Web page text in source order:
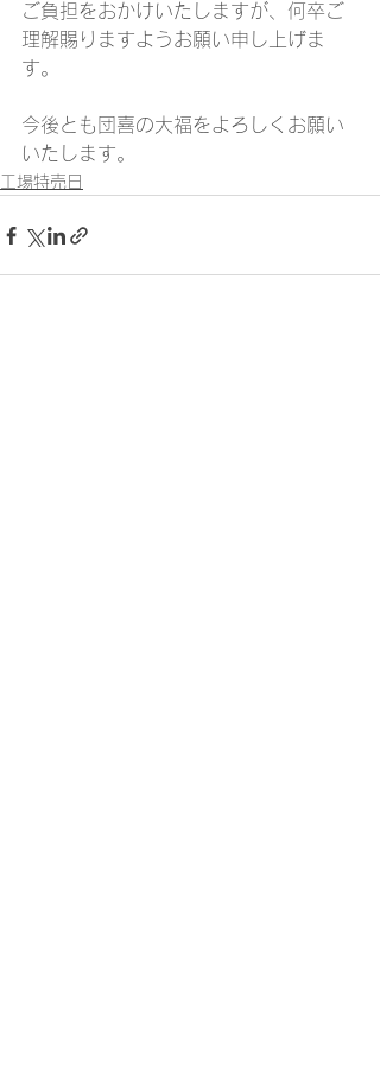
ご負担をおかけいたしますが、何卒ご
理解賜りますようお願い申し上げま
す。
今後とも団喜の大福をよろしくお願い
いたします。
工場特売日